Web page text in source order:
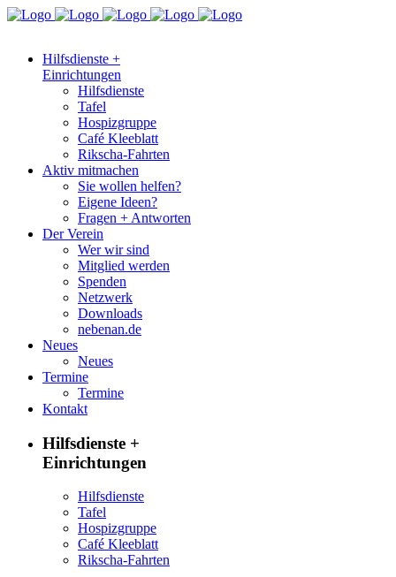
Hilfsdienste +
Einrichtungen
Hilfsdienste
Tafel
Hospizgruppe
Café Kleeblatt
Rikscha-Fahrten
Aktiv mitmachen
Sie wollen helfen?
Eigene Ideen?
Fragen + Antworten
Der Verein
Wer wir sind
Mitglied werden
Spenden
Netzwerk
Downloads
nebenan.de
Neues
Neues
Termine
Termine
Kontakt
Hilfsdienste +
Einrichtungen
Hilfsdienste
Tafel
Hospizgruppe
Café Kleeblatt
Rikscha-Fahrten